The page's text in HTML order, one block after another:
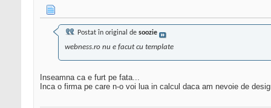
Postat în original de soozie
webness.ro nu e facut cu template
Inseamna ca e furt pe fata...
Inca o firma pe care n-o voi lua in calcul daca am nevoie de